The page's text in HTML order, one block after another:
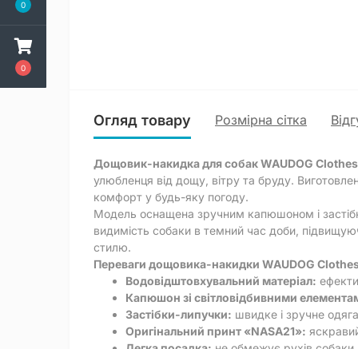
0
0
Огляд товару Розмірна сітка
Дощовик-накидка для собак WAUDOG
улюбленця від дощу, вітру та бруду.
комфорт у будь-яку погоду.
Модель оснащена зручним капюшоном і
видимість собаки в темний час доби,
стилю.
Переваги дощовика-накидки WAUDOG
Водовідштовхувальний матеріал:
Капюшон зі світловідбивними
Застібки-липучки: швидке і зручне
Оригінальний принт «NASA21»: